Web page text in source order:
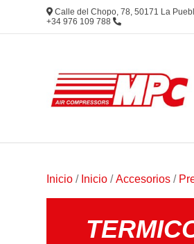
Calle del Chopo, 78, 50171 La
+34 976 109 788
Inicio / Inicio /Accesorios /